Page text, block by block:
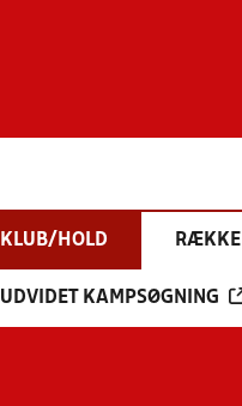
KLUB/HOLD RÆKKE
UDVIDET KAMPSØGNING